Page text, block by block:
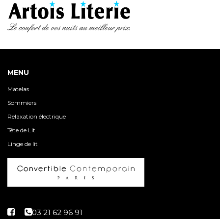
MENU
Matelas
Sommiers
Relaxation électrique
Tête de Lit
Linge de lit